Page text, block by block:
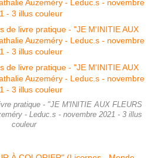
pratique - "JE M'INITIE AUX FLEURS
- Leduc.s - novembre 2021 - 3 illus
couleur